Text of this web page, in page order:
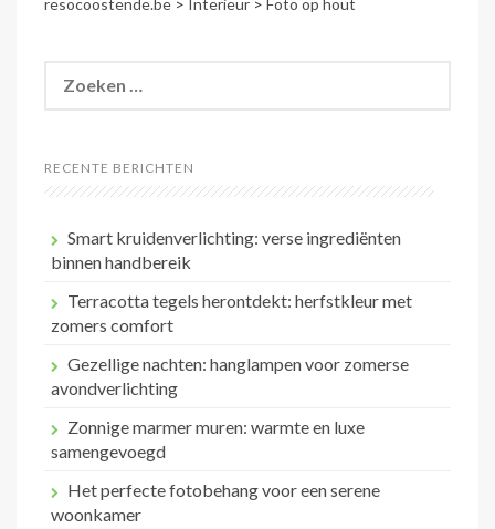
resocoostende.be > Interieur > Foto op hout
naar:
RECENTE BERICHTEN
Smart kruidenverlichting: verse ingrediënten
binnen handbereik
Terracotta tegels herontdekt: herfstkleur met
zomers comfort
Gezellige nachten: hanglampen voor zomerse
avondverlichting
Zonnige marmer muren: warmte en luxe
samengevoegd
Het perfecte fotobehang voor een serene
woonkamer